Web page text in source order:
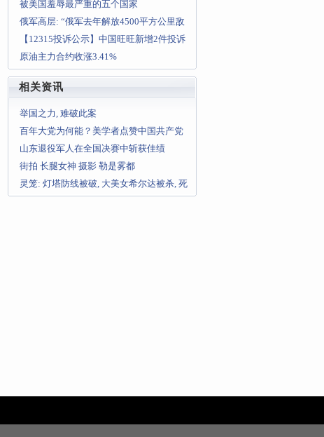
被美国羞辱最严重的五个国家
俄军高层: “俄军去年解放4500平方公里敌
占区”
【12315投诉公示】中国旺旺新增2件投诉
公示，涉及食品安全问题
原油主力合约收涨3.41%
相关资讯
举国之力, 难破此案
百年大党为何能？美学者点赞中国共产党
的这一执政理念_大皖新闻 |
山东退役军人在全国决赛中斩获佳绩
街拍 长腿女神 摄影 勒是雾都
灵笼: 灯塔防线被破, 大美女希尔达被杀, 死